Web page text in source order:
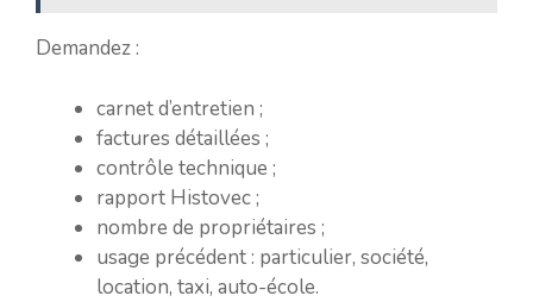
Demandez :
carnet d’entretien ;
factures détaillées ;
contrôle technique ;
rapport Histovec ;
nombre de propriétaires ;
usage précédent : particulier, société,
location, taxi, auto-école.